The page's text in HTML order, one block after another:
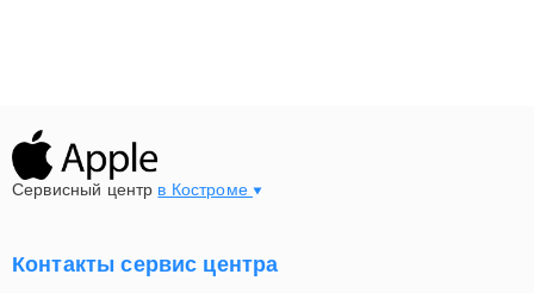
Сервисный центр в Костроме
Контакты сервис центра